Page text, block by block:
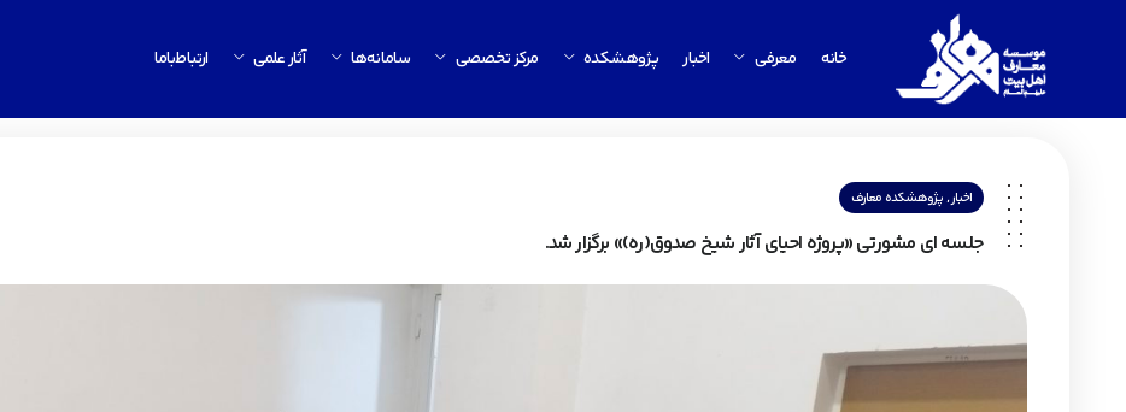
خانه معرفی اخبار پژوهشکده مرکز تخصصی سامانه‌ها آثار علمی ارتباط‌باما
اخبار,پژوهشکده معارف
جلسه ای مشورتی «پروژه احیای آثار شیخ صدوق(ره)» برگزار شد.